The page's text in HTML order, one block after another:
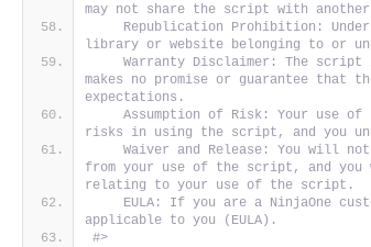
may not share the script with
Republication Prohibition:
library or website belonging to or
Warranty Disclaimer: The script
makes no promise or guarantee
expectations.
Assumption of Risk: Your use of
risks in using the script, and you
Waiver and Release: You will
from your use of the script, and you
relating to your use of the script.
EULA: If you are a NinjaOne
applicable to you (EULA).
#>